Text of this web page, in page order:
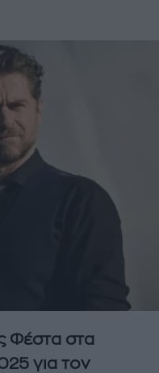
Φέστα στα
για τον